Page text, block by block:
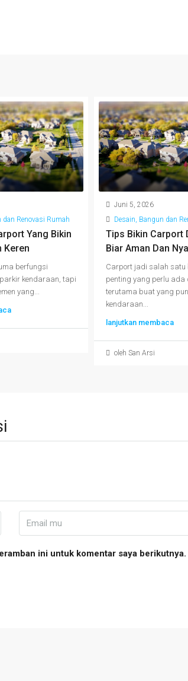
dan Renovasi Rumah
Yang Bikin
Keren
berfungsi
kendaraan, tapi
yang...
Juni 5, 2026
Desain, Bangun dan
Tips Bikin Carport
Biar Aman Dan
Carport jadi salah satu
penting yang perlu ada
terutama buat yang
kendaraan...
lanjutkan membaca
oleh San Arsi
ini untuk komentar saya berikutnya.